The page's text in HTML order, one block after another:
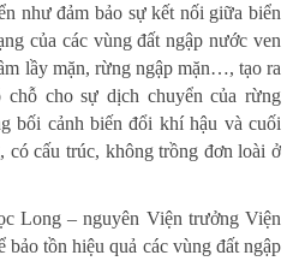
như đảm bảo sự kết nối giữa biển
của các vùng đất ngập nước ven
lầy mặn, rừng ngập mặn…, tạo ra
chỗ cho sự dịch chuyển của rừng
bối cảnh biến đổi khí hậu và cuối
có cấu trúc, không trồng đơn loài ở
Long – nguyên Viện trưởng Viện
tồn hiệu quả các vùng đất ngập